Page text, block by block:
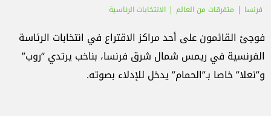
فرنسا متفرقات من العالم الانتخابات الرئاسية
فوجئ القائمون على أحد مراكز الاقتراع في انتخابات الرئاسة
الفرنسية في ريمس شمال شرق فرنسا، بناخب يرتدي “روب”
و”نعلا” خاصا بـ”الحمام” يدخل للإدلاء بصوته.